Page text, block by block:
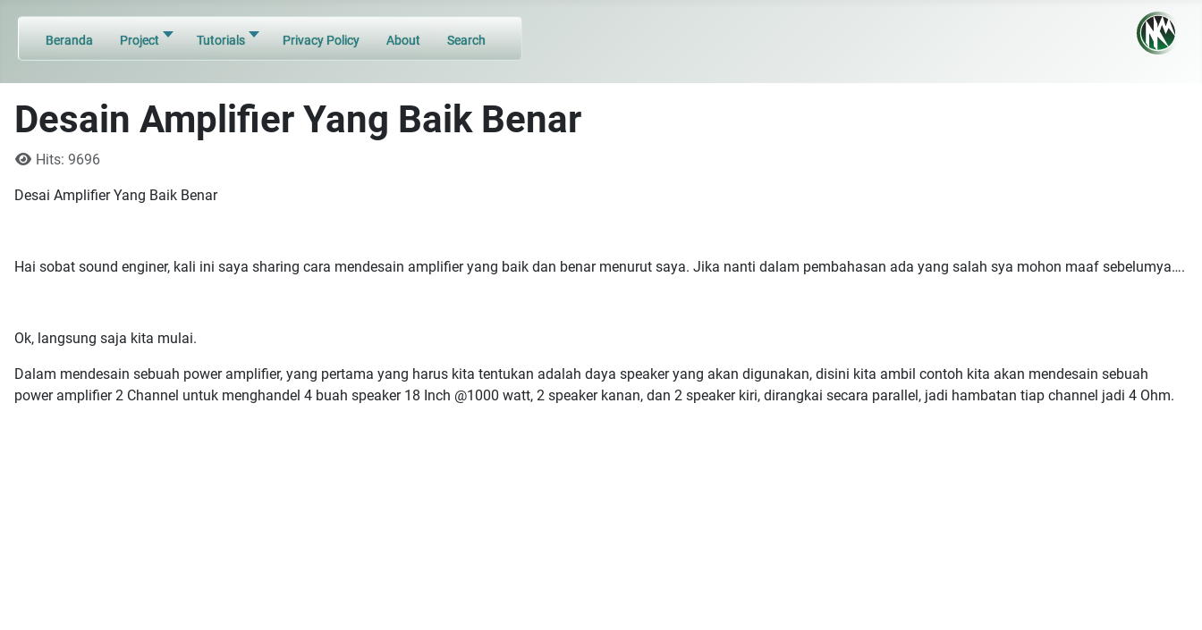
Beranda Project Tutorials Privacy Policy About Search
Desain Amplifier Yang Baik Benar
DetailsHits: 9696
Desai Amplifier Yang Baik Benar
Hai sobat sound enginer, kali ini saya sharing cara mendesain amplifier yang baik dan benar menurut saya. Jika nanti dalam pembahasan ada yang salah sya mohon maaf sebelumya….
Ok, langsung saja kita mulai.
Dalam mendesain sebuah power amplifier, yang pertama yang harus kita tentukan adalah daya speaker yang akan digunakan, disini kita ambil contoh kita akan mendesain sebuah
power amplifier 2 Channel untuk menghandel 4 buah speaker 18 Inch @1000 watt, 2 speaker kanan, dan 2 speaker kiri, dirangkai secara parallel, jadi hambatan tiap channel jadi 4 Ohm.